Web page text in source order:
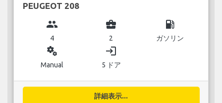
PEUGEOT 208
group
4
business_center
2
local_gas_station
ガソリン
miscellaneous_services
Manual
login
5 ドア
詳細表示...